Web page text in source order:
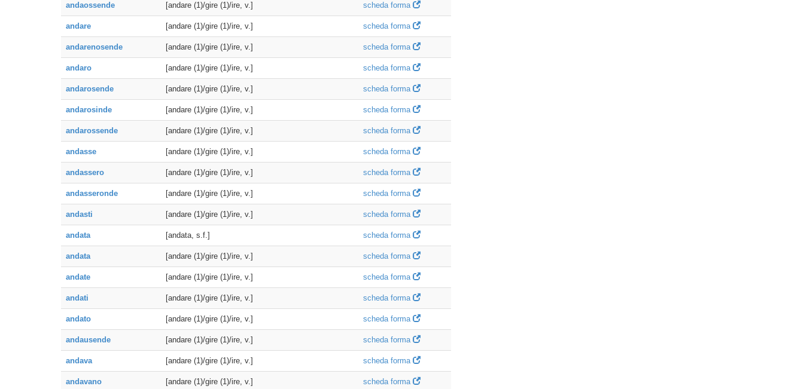
andaossende [andare (1)/gire (1)/ire, v.] scheda forma
andare [andare (1)/gire (1)/ire, v.] scheda forma
andarenosende [andare (1)/gire (1)/ire, v.] scheda forma
andaro [andare (1)/gire (1)/ire, v.] scheda forma
andarosende [andare (1)/gire (1)/ire, v.] scheda forma
andarosinde [andare (1)/gire (1)/ire, v.] scheda forma
andarossende [andare (1)/gire (1)/ire, v.] scheda forma
andasse [andare (1)/gire (1)/ire, v.] scheda forma
andassero [andare (1)/gire (1)/ire, v.] scheda forma
andasseronde [andare (1)/gire (1)/ire, v.] scheda forma
andasti [andare (1)/gire (1)/ire, v.] scheda forma
andata [andata, s.f.] scheda forma
andata [andare (1)/gire (1)/ire, v.] scheda forma
andate [andare (1)/gire (1)/ire, v.] scheda forma
andati [andare (1)/gire (1)/ire, v.] scheda forma
andato [andare (1)/gire (1)/ire, v.] scheda forma
andausende [andare (1)/gire (1)/ire, v.] scheda forma
andava [andare (1)/gire (1)/ire, v.] scheda forma
andavano [andare (1)/gire (1)/ire, v.] scheda forma